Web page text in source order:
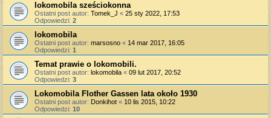
lokomobila sześciokonna
Ostatni post autor: Tomek_J « 25 sty 2022, 17:53
Odpowiedzi: 2
lokomobila
Ostatni post autor: marsosno « 14 mar 2017, 16:05
Odpowiedzi: 1
Temat prawie o lokomobili.
Ostatni post autor: lokomobila « 09 lut 2017, 20:52
Odpowiedzi: 3
Lokomobila Flother Gassen lata około 1930
Ostatni post autor: Donkihot « 10 lis 2015, 10:22
Odpowiedzi: 10